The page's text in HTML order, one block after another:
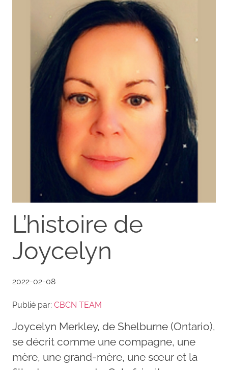
L’histoire de
Joycelyn
2022-02-08
Publié par: CBCN TEAM
Joycelyn Merkley, de Shelburne (Ontario),
se décrit comme une compagne, une
mère, une grand-mère, une sœur et la